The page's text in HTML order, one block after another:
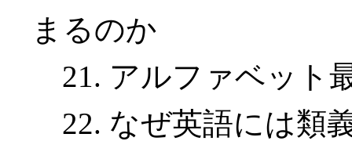
まるのか
21. アルファベット
22. なぜ英語には類